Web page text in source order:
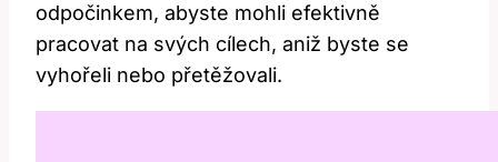
odpočinkem, abyste mohli efektivně
pracovat na svých cílech, aniž byste se
vyhořeli nebo přetěžovali.